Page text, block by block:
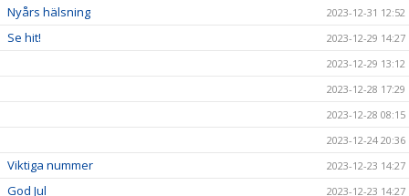
Nyårs hälsning 2023-12-31 12:52
Se hit!
2023-12-29 14:27
2023-12-29 13:12
2023-12-28 17:29
2023-12-28 08:15
2023-12-24 20:36
Viktiga nummer 2023-12-23 14:27
God Jul 2023-12-23 14:27